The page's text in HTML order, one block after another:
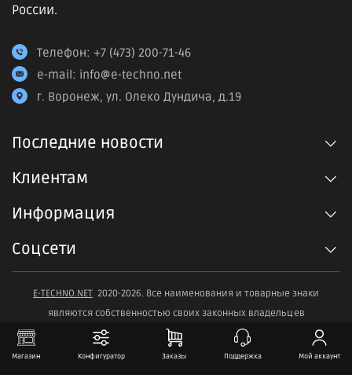
России.
Телефон: +7 (473) 200-71-46
e-mail: info@e-techno.net
г. Воронеж, ул. Олеко Дундича, д.19
Последние новости
Клиентам
Информация
Соцсети
E-TECHNO.NET 2020-2026. Все наименования и товарные знаки
являются собственностью своих законных владельцев
Магазин Конфигуратор Заказы Поддержка Мой аккаунт